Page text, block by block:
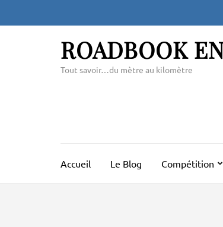
ROADBOOK
Tout savoir…du mètre au kilomètre
Accueil Le Blog Compétition